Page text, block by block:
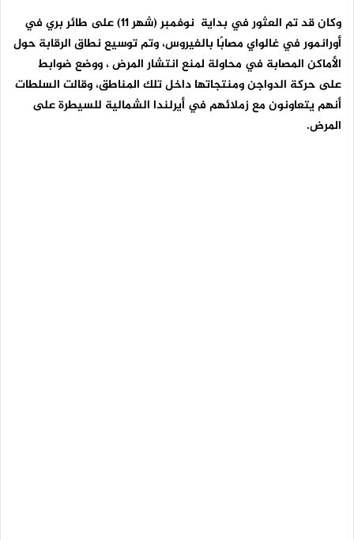
وكان قد تم العثور في بداية نوفمبر (شهر 11) على طائر بري في
أورانمور في غالواي مصابًا بالفيروس، وتم توسيع نطاق الرقابة حول
الأماكن المصابة في محاولة لمنع انتشار المرض ، ووضع ضوابط
على حركة الدواجن ومنتجاتها داخل تلك المناطق، وقالت السلطات
أنهم يتعاونون مع زملائهم في أيرلندا الشمالية للسيطرة على
المرض.